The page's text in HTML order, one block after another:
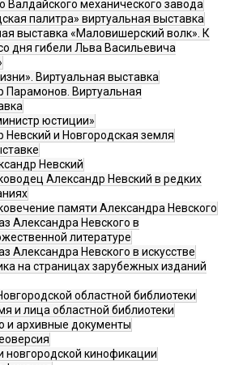
Валдайского механического завода
палитра» виртуальная выставка
выставка «Маловишерский волк». К
дня гибели Льва Васильевича
Виртуальная выставка
Парамонов. Виртуальная
юстиции»
Невский и Новгородская земля
Невский
Александр Невский в редких
памяти Александра Невского
Александра Невского в
литературе
Александра Невского в искусстве
на страницах зарубежных изданий
областной библиотеки
и лица областной библиотеки
и архивные документы
новгородской кинофикации